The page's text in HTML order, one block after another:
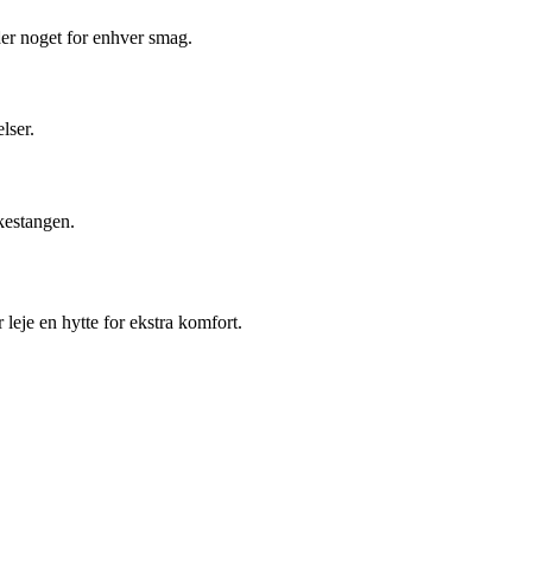
noget for enhver smag.
en hytte for ekstra komfort.